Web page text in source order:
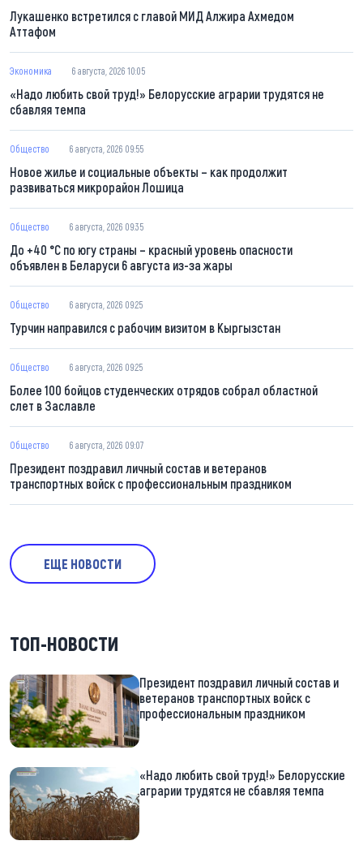
Лукашенко встретился с главой МИД Алжира Ахмедом
Аттафом
Экономика 6 августа, 2026 10:05
«Надо любить свой труд!» Белорусские аграрии трудятся не
сбавляя темпа
Общество 6 августа, 2026 09:55
Новое жилье и социальные объекты – как продолжит
развиваться микрорайон Лошица
Общество 6 августа, 2026 09:35
До +40 °С по югу страны – красный уровень опасности
объявлен в Беларуси 6 августа из-за жары
Общество 6 августа, 2026 09:25
Турчин направился с рабочим визитом в Кыргызстан
Общество 6 августа, 2026 09:25
Более 100 бойцов студенческих отрядов собрал областной
слет в Заславле
Общество 6 августа, 2026 09:07
Президент поздравил личный состав и ветеранов
транспортных войск с профессиональным праздником
ЕЩЕ НОВОСТИ
ТОП-НОВОСТИ
Президент поздравил личный состав и
ветеранов транспортных войск с
профессиональным праздником
«Надо любить свой труд!» Белорусские
аграрии трудятся не сбавляя темпа